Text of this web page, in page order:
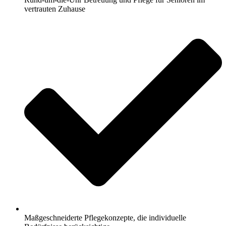
vertrauten Zuhause
Maßgeschneiderte Pflegekonzepte, die individuelle